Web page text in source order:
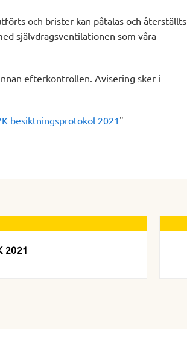
och brister kan påtalas och återställts
självdragsventilationen som våra
efterkontrollen. Avisering sker i
besiktningsprotokol 2021 "
2021